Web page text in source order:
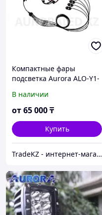
Компактные фары
подсветка Aurora ALO-Y1-
В наличии
от65 000₸
Купить
TradeKZ - интернет-магазин